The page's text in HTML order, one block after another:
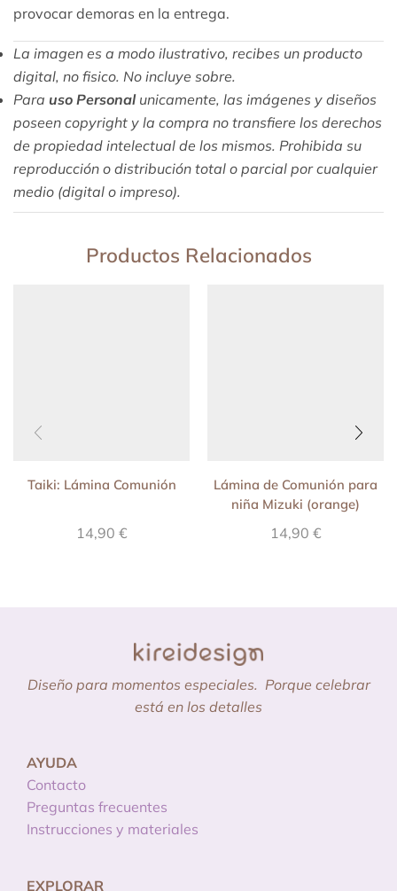
provocar demoras en la entrega.
La imagen es a modo ilustrativo, recibes un producto
digital, no fisico. No incluye sobre.
Para uso Personalunicamente, las imágenes y diseños
poseen copyright y la compra no transfiere los derechos
de propiedad intelectual de los mismos. Prohibida su
reproducción o distribución total o parcial por cualquier
medio (digital o impreso).
Productos Relacionados
Taiki: Lámina Comunión
14,90 €
Lámina de Comunión para
niña Mizuki (orange)
14,90 €
Diseño para momentos especiales. Porque celebrar
está en los detalles
AYUDA
Contacto
Preguntas frecuentes
Instrucciones y materiales
EXPLORAR